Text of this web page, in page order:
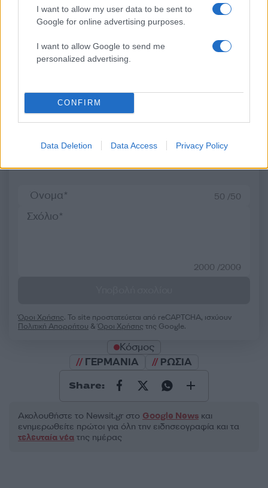
I want to allow my user data to be sent to
Google for online advertising purposes.
I want to allow Google to send me
personalized advertising.
CONFIRM
Data Deletion Data Access Privacy Policy
Σχόλια
50 /50
2000 /2000
Όροι Χρήσης. Το site προστατεύεται από reCAPTCHA, ισχύουν
Πολιτική Απορρήτου &Όροι Χρήσης της Google.
Κόσμος
ΓΕΡΜΑΝΙΑ
ΡΩΣΙΑ
Share:
Ακολουθήστε το Νewsit.gr στο Google News και
ενημερωθείτε πρώτοι για όλη την ειδησεογραφία και τα
τελευταία νέα της ημέρας
Μυστράς: 11 μήνες με
αναστολή στον 55χρονο
που έκρυβε τον νεκρό
– «Ήθελα να τον βλέπω»
Τροχαίο στις
«Ξαφνικά μου ήρθε
αυτοκίνητο,
να φύγω αριστερά»
οδηγός του